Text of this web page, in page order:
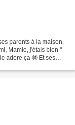
parents à la maison,
Mamie, j'étais bien "
adore ça 🤩 Et ses